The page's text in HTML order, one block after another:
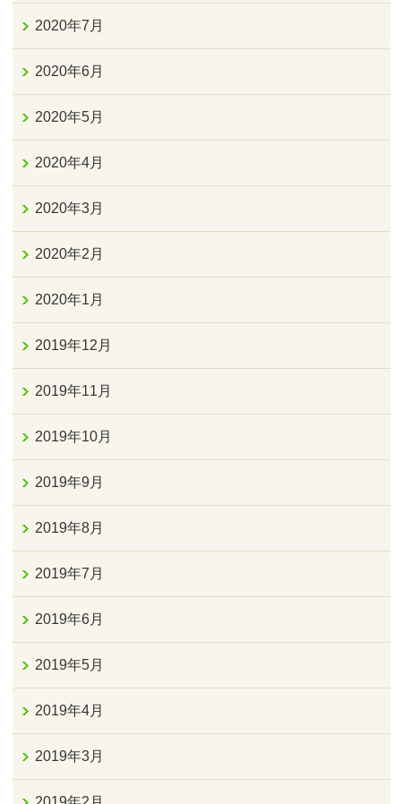
2020年7月
2020年6月
2020年5月
2020年4月
2020年3月
2020年2月
2020年1月
2019年12月
2019年11月
2019年10月
2019年9月
2019年8月
2019年7月
2019年6月
2019年5月
2019年4月
2019年3月